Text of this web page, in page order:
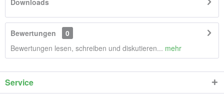
Bewertungen
0
Bewertungen lesen, schreiben und diskutieren... mehr
Service